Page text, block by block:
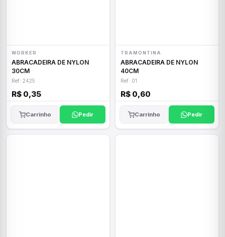
WORKER
ABRACADEIRA DE NYLON
30CM
Ref: 2425
R$ 0,35
Carrinho Pedir
TRAMONTINA
ABRACADEIRA DE NYLON
40CM
Ref: 01
R$ 0,60
Carrinho Pedir